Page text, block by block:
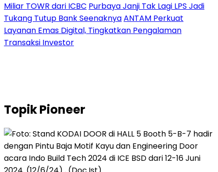
Miliar TOWR dari ICBC Purbaya Janji Tak Lagi LPS Jadi
Tukang Tutup Bank SeenaknyaANTAM Perkuat
Layanan Emas Digital, Tingkatkan Pengalaman
Transaksi Investor
TopikPioneer